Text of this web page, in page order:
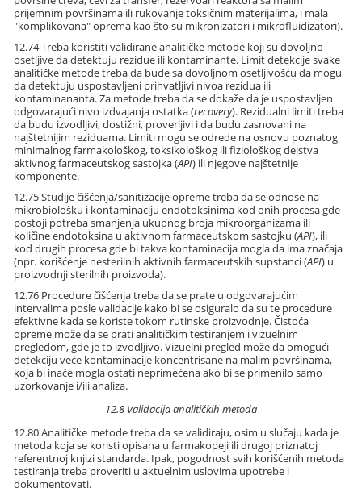
prijemnim površinama ili rukovanje toksičnim materijalima, i mala
"komplikovana" oprema kao što su mikronizatori i mikrofluidizatori).
12.74 Treba koristiti validirane analitičke metode koji su dovoljno
osetljive da detektuju rezidue ili kontaminante. Limit detekcije svake
analitičke metode treba da bude sa dovoljnom osetljivošću da mogu
da detektuju uspostavljeni prihvatljivi nivoa rezidua ili
kontaminananta. Za metode treba da se dokaže da je uspostavljen
odgovarajući nivo izdvajanja ostatka (recovery). Rezidualni limiti treba
da budu izvodljivi, dostižni, proverljivi i da budu zasnovani na
najštetnijim reziduama. Limiti mogu se odrede na osnovu poznatog
minimalnog farmakološkog, toksikološkog ili fiziološkog dejstva
aktivnog farmaceutskog sastojka (API) ili njegove najštetnije
komponente.
12.75 Studije čišćenja/sanitizacije opreme treba da se odnose na
mikrobiološku i kontaminaciju endotoksinima kod onih procesa gde
postoji potreba smanjenja ukupnog broja mikroorganizama ili
količine endotoksina u aktivnom farmaceutskom sastojku (API), ili
kod drugih procesa gde bi takva kontaminacija mogla da ima značaja
(npr. korišćenje nesterilnih aktivnih farmaceutskih supstanci (API) u
proizvodnji sterilnih proizvoda).
12.76 Procedure čišćenja treba da se prate u odgovarajućim
intervalima posle validacije kako bi se osiguralo da su te procedure
efektivne kada se koriste tokom rutinske proizvodnje. Čistoća
opreme može da se prati analitičkim testiranjem i vizuelnim
pregledom, gde je to izvodljivo. Vizuelni pregled može da omogući
detekciju veće kontaminacije koncentrisane na malim površinama,
koja bi inače mogla ostati neprimećena ako bi se primenilo samo
uzorkovanje i/ili analiza.
12.8 Validacija analitičkih metoda
12.80 Analitičke metode treba da se validiraju, osim u slučaju kada je
metoda koja se koristi opisana u farmakopeji ili drugoj priznatoj
referentnoj knjizi standarda. Ipak, pogodnost svih korišćenih metoda
testiranja treba proveriti u aktuelnim uslovima upotrebe i
dokumentovati.